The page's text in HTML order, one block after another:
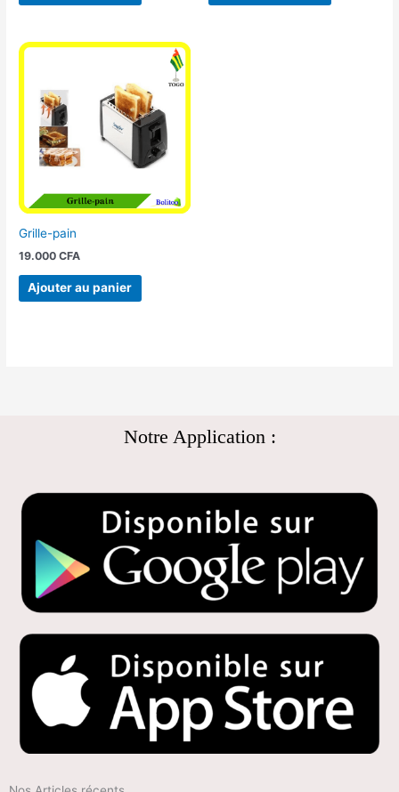
Grille-pain
19.000CFA
Ajouter au panier
Notre Application :